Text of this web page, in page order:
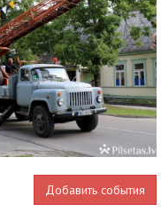
Добавить cобытия